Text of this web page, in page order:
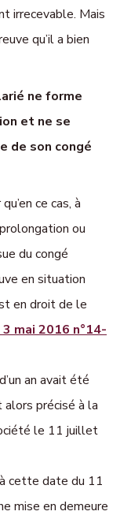
irrecevable. Mais
qu’il a bien
ne forme
et ne se
de son congé
ce cas, à
ou
du congé
en situation
en droit de le
3 mai 2016 n°14-
an avait été
précisé à la
le 11 juillet
cette date du 11
mise en demeure